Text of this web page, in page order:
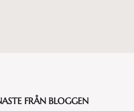
FRÅN BLOGGEN